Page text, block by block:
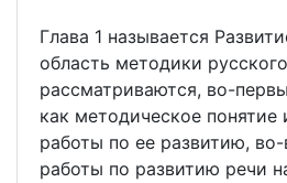
Глава 1 называется
область методики
рассматриваются, во-
как методическое понятие
работы по ее развитию,
работы по развитию речи